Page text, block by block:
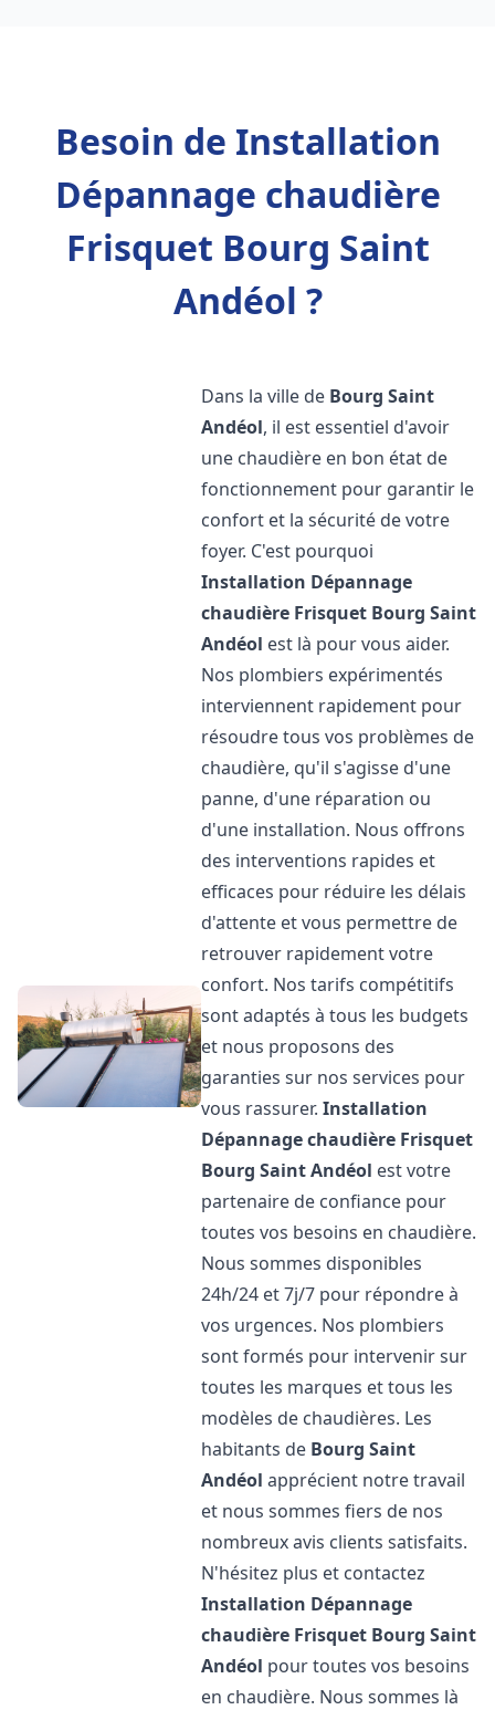
Besoin de Installation
Dépannage chaudière
Frisquet Bourg Saint
Andéol ?
Dans la ville de Bourg Saint
Andéol, il est essentiel d'avoir
une chaudière en bon état de
fonctionnement pour garantir le
confort et la sécurité de votre
foyer. C'est pourquoi
Installation Dépannage
chaudière Frisquet Bourg Saint
Andéol est là pour vous aider.
Nos plombiers expérimentés
interviennent rapidement pour
résoudre tous vos problèmes de
chaudière, qu'il s'agisse d'une
panne, d'une réparation ou
d'une installation. Nous offrons
des interventions rapides et
efficaces pour réduire les délais
d'attente et vous permettre de
retrouver rapidement votre
confort. Nos tarifs compétitifs
sont adaptés à tous les budgets
et nous proposons des
garanties sur nos services pour
vous rassurer.Installation
Dépannage chaudière Frisquet
Bourg Saint Andéol est votre
partenaire de confiance pour
toutes vos besoins en chaudière.
Nous sommes disponibles
24h/24 et 7j/7 pour répondre à
vos urgences. Nos plombiers
sont formés pour intervenir sur
toutes les marques et tous les
modèles de chaudières. Les
habitants de Bourg Saint
Andéol apprécient notre travail
et nous sommes fiers de nos
nombreux avis clients satisfaits.
N'hésitez plus et contactez
Installation Dépannage
chaudière Frisquet Bourg Saint
Andéol pour toutes vos besoins
en chaudière. Nous sommes là